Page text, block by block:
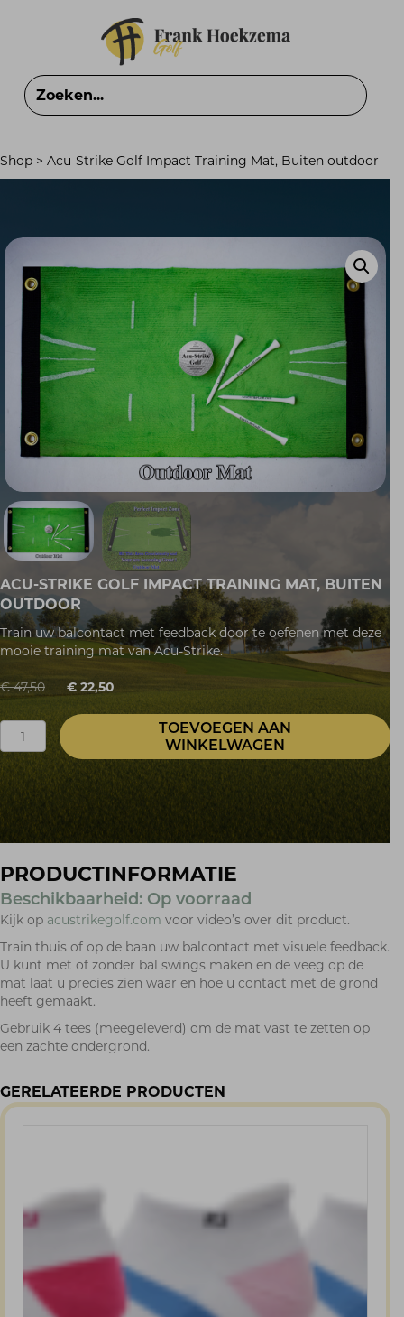
Shop > Acu-Strike Golf Impact Training Mat, Buiten outdoor
ACU-STRIKE GOLF IMPACT TRAINING MAT, BUITEN
OUTDOOR
Train uw balcontact met feedback door te oefenen met deze
mooie training mat van Acu-Strike.
€47,50
Oorspronkelijke
was:
€ 22,50
Huidige
prijs
€ 22,50.
Acu-
Strike
Golf
Impact
Training
Mat,
aantal
TOEVOEGEN AAN
WINKELWAGEN
PRODUCTINFORMATIE
Beschikbaarheid: Op voorraad
Kijk op acustrikegolf.com voor video’s over dit product.
Train thuis of op de baan uw balcontact met visuele feedback.
U kunt met of zonder bal swings maken en de veeg op de
mat laat u precies zien waar en hoe u contact met de grond
heeft gemaakt.
Gebruik 4 tees (meegeleverd) om de mat vast te zetten op
een zachte ondergrond.
GERELATEERDE PRODUCTEN